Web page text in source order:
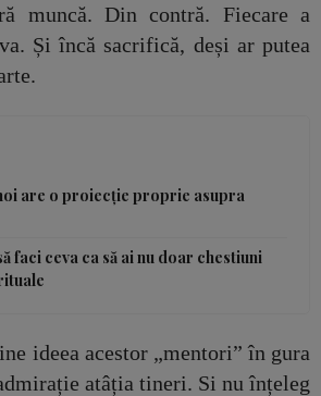
muncă. Din contră. Fiecare a
Și încă sacrifică, deși ar putea
are o proiecție proprie asupra
faci ceva ca să ai nu doar chestiuni
ideea acestor „mentori” în gura
atâția tineri. Si nu înțeleg